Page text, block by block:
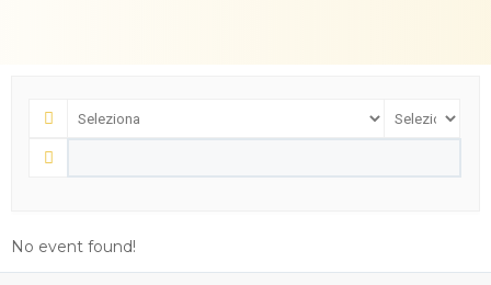
No event found!